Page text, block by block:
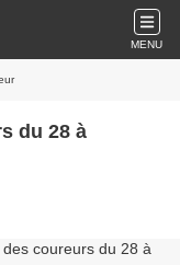
MENU
du 28 à